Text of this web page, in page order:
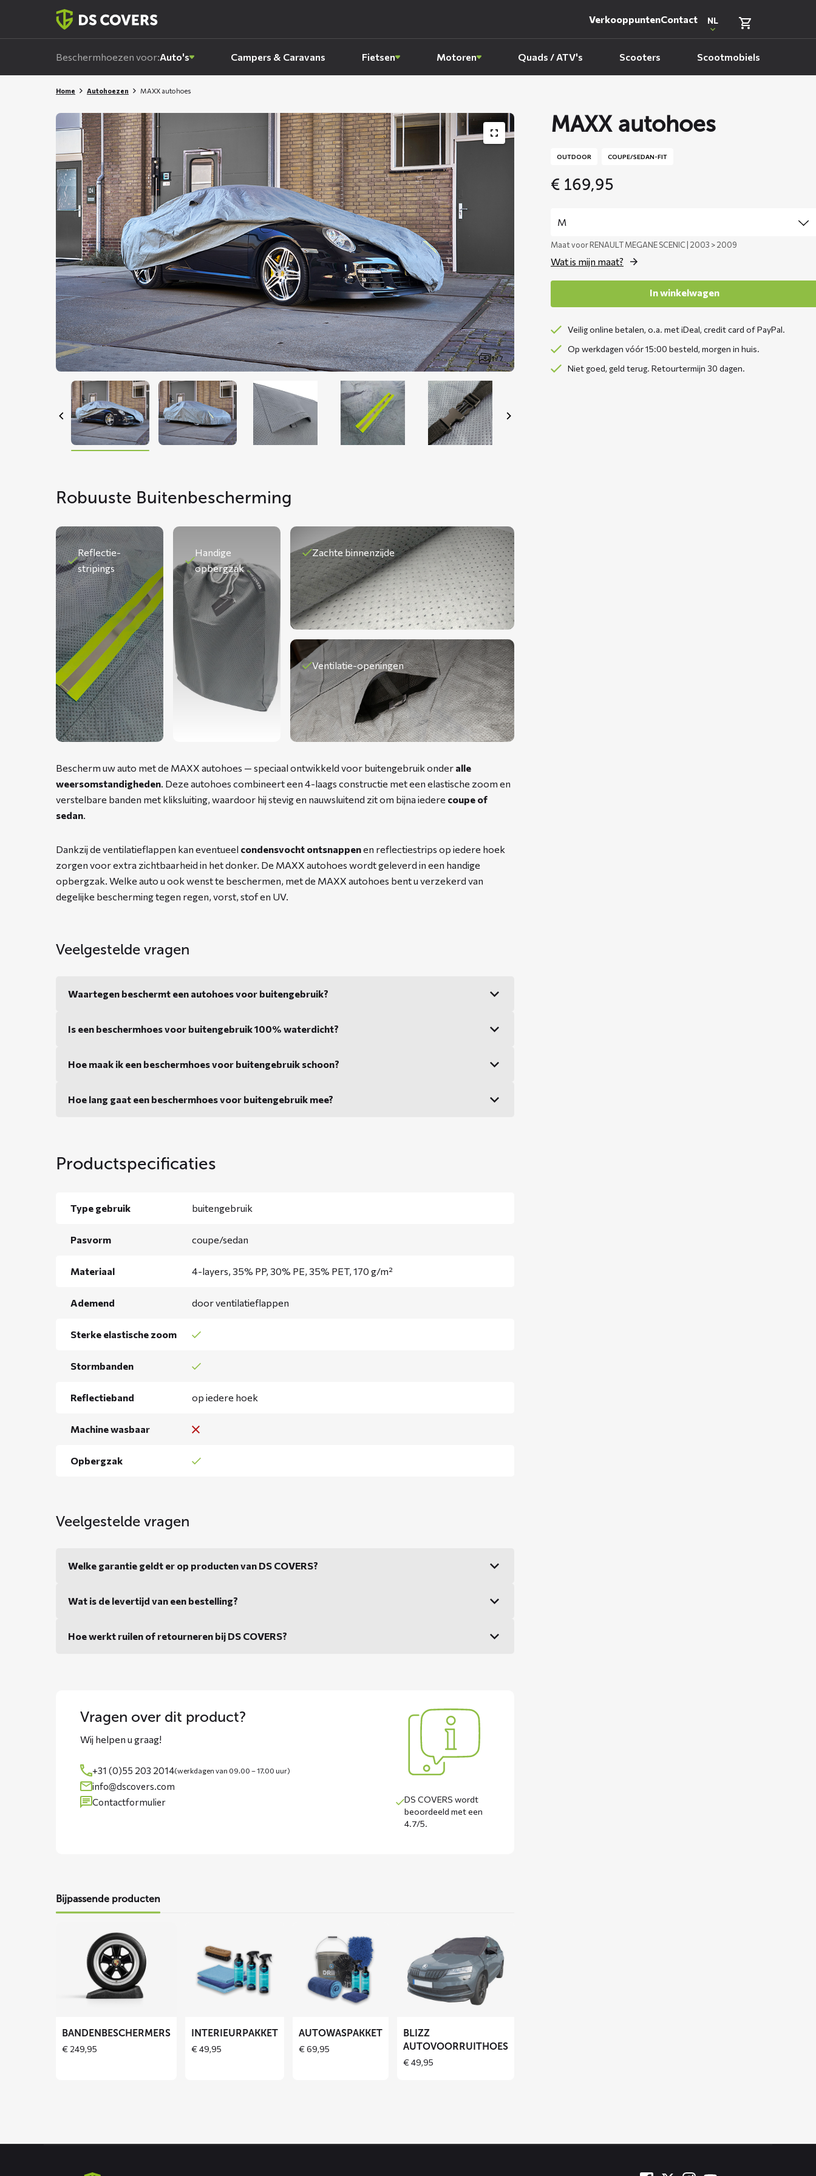
VerkooppuntenContact NL
Beschermhoezen voor:Auto's Campers & Caravans Fietsen Motoren Quads / ATV's Scooters Scootmobiels
Home Autohoezen MAXX autohoes
1 / 7
MAXX autohoes
OUTDOOR COUPE/SEDAN-FIT
€ 169,95
Maat voor RENAULT MEGANE SCENIC | 2003 > 2009
Wat is mijn maat?
In winkelwagen
Veilig online betalen, o.a. met iDeal, credit card of PayPal.
Op werkdagen vóór 15:00 besteld, morgen in huis.
Niet goed, geld terug. Retourtermijn 30 dagen.
Robuuste Buitenbescherming
Reflectie-
stripings
Handige
opbergzak
Zachte binnenzijde
Ventilatie-openingen
Bescherm uw auto met de MAXX autohoes — speciaal ontwikkeld voor buitengebruik onder alle
weersomstandigheden. Deze autohoes combineert een 4-laags constructie met een elastische zoom en
verstelbare banden met kliksluiting, waardoor hij stevig en nauwsluitend zit om bijna iedere coupe of
sedan.
Dankzij de ventilatieflappen kan eventueel condensvocht ontsnappenen reflectiestrips op iedere hoek
zorgen voor extra zichtbaarheid in het donker. De MAXX autohoes wordt geleverd in een handige
opbergzak. Welke auto u ook wenst te beschermen, met de MAXX autohoes bent u verzekerd van
degelijke bescherming tegen regen, vorst, stof en UV.
Veelgestelde vragen
Waartegen beschermt een autohoes voor buitengebruik?
Is een beschermhoes voor buitengebruik 100% waterdicht?
Hoe maak ik een beschermhoes voor buitengebruik schoon?
Hoe lang gaat een beschermhoes voor buitengebruik mee?
Productspecificaties
Type gebruik buitengebruik
Pasvorm coupe/sedan
Materiaal 4-layers, 35% PP, 30% PE, 35% PET, 170 g/m²
Ademend door ventilatieflappen
Sterke elastische zoom
Stormbanden
Reflectieband op iedere hoek
Machine wasbaar
Opbergzak
Veelgestelde vragen
Welke garantie geldt er op producten van DS COVERS?
Wat is de levertijd van een bestelling?
Hoe werkt ruilen of retourneren bij DS COVERS?
Vragen over dit product?
Wij helpen u graag!
+31 (0)55 203 2014(werkdagen van 09.00 – 17.00 uur)
info@dscovers.com
Contactformulier
DS COVERS wordt
beoordeeld met een
4.7/5.
Bijpassende producten
Bandenbeschermers
BANDENBESCHERMERS
€ 249,95
meer
Interieurpakket
INTERIEURPAKKET
€49,95
Autowaspakket
AUTOWASPAKKET
€69,95
over
BLIZZ
autovoorruithoes
BLIZZ
AUTOVOORRUITHOES
€49,95